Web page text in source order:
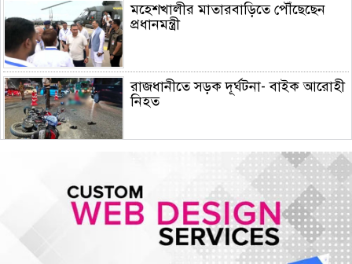
মহেশখালীর মাতারবাড়িতে পৌঁছেছেন
প্রধানমন্ত্রী
রাজধানীতে সড়ক দূর্ঘটনা- বাইক আরোহী
নিহত
মোজতবা খামেনির ভিডিও প্রকাশ করল
সিরামিক শিল্পের প্রযুক্তি ও উদ্ভাবনে চীন-
বাংলাদেশ সহযোগিতার আহ্বান